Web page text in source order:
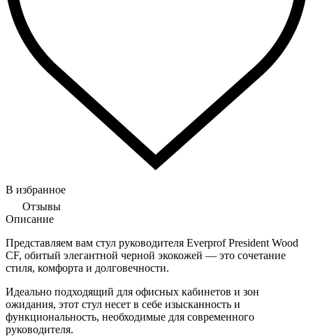
В избранное
Отзывы
Описание
Представляем вам стул руководителя Everprof President Wood
CF, обитый элегантной черной экокожей — это сочетание
стиля, комфорта и долговечности.
Идеально подходящий для офисных кабинетов и зон
ожидания, этот стул несет в себе изысканность и
функциональность, необходимые для современного
руководителя.